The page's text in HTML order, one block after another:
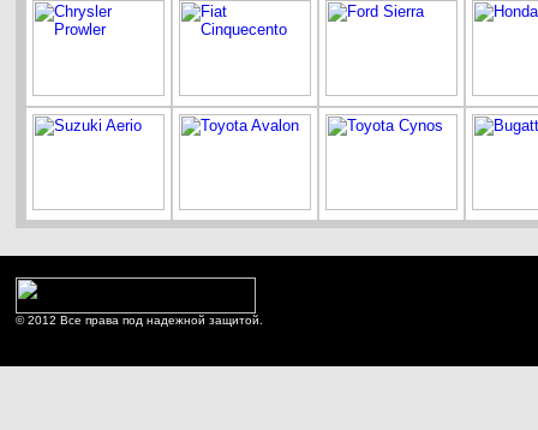
© 2012 Все права под надежной защитой.